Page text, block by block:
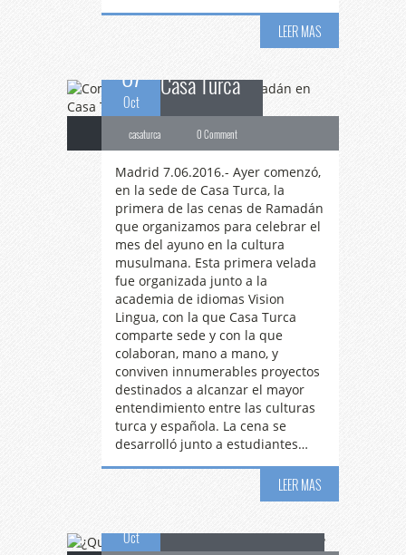
LEER MAS
07
Oct
Cenas de Ramadán en
Casa Turca
casaturca 0 Comment
Madrid 7.06.2016.- Ayer comenzó,
en la sede de Casa Turca, la
primera de las cenas de Ramadán
que organizamos para celebrar el
mes del ayuno en la cultura
musulmana. Esta primera velada
fue organizada junto a la
academia de idiomas Vision
Lingua, con la que Casa Turca
comparte sede y con la que
colaboran, mano a mano, y
conviven innumerables proyectos
destinados a alcanzar el mayor
entendimiento entre las culturas
turca y española. La cena se
desarrolló junto a estudiantes…
LEER MAS
Oct
¿Quésalio mal en el